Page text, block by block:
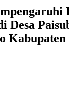
Desa
Kabupaten